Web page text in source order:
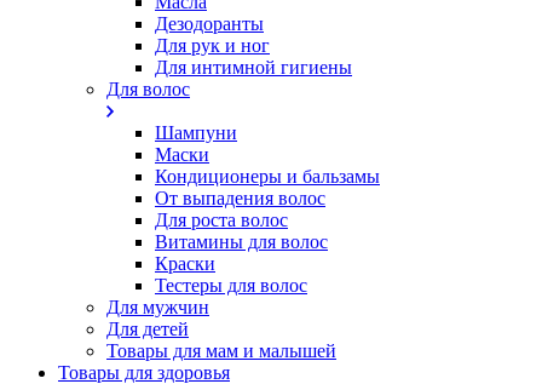
Дезодоранты
Для рук и ног
Для интимной гигиены
Для волос
Шампуни
Маски
Кондиционеры и бальзамы
От выпадения волос
Для роста волос
Витамины для волос
Краски
Тестеры для волос
Для мужчин
Для детей
Товары для мам и малышей
Товары для здоровья